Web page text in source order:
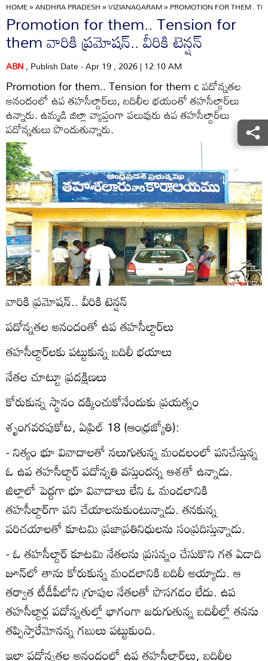
HOME»ANDHRA PRADESH»VIZIANAGARAM»PROMOTION FOR THEM..
Promotion for them.. Tension for
them వారికి ప్రమోషన్‌.. వీరికి టెన్షన్‌
ABN, Publish Date - Apr 19 , 2026 | 12:10 AM
Promotion for them.. Tension for them c పదోన్నతల
అనందంలో ఉప తహసీల్దార్‌లు, బదిలీల భయంతో తహసీల్దార్‌లు
ఉన్నారు. ఉమ్మడి జిల్లా వ్యాప్తంగా పలువురు ఉప తహసీల్దార్‌లు
పదోన్నతులు పొందుతున్నారు.
వారికి ప్రమోషన్‌.. వీరికి టెన్షన్‌
పదోన్నతల అనందంతో ఉప తహసీల్దార్‌లు
తహసీల్దార్‌లకు పట్టుకున్న బదిలీ భయాలు
నేతల చూట్టూ ప్రదక్షిణలు
కోరుకున్న స్థానం దక్కించుకోనేందుకు ప్రయత్నం
శృంగవరపుకోట, ఏప్రిల్‌ 18 (ఆంధ్రజ్యోతి):
- నిత్యం భూ వివాదాలతో నలుగుతున్న మండలంలో పనిచేస్తున్న
ఓ ఉప తహసీల్దార్‌ పదోన్నతి వస్తుందన్న ఆశతో ఉన్నాడు.
జిల్లాలో పెద్దగా భూ వివాదాలు లేని ఓ మండలానికి
తహసీల్దార్‌గా పని చేయాలనుకుంటున్నాడు. తనకున్న
పరిచయాలతో కూటమి ప్రజాప్రతినిధులను సంప్రదిస్తున్నాడు.
- ఓ తహసీల్దార్‌ కూటమి నేతలను ప్రసన్నం చేసుకొని గత ఏడాది
జూన్‌లో తాను కోరుకున్న మండలానికి బదిలీ అయ్యాడు. ఆ
తర్వాత టీడీపీలోని గ్రూపుల నేతలతో పొసగడం లేదు. ఉప
తహసీల్దార్ల పదోన్నతుల్లో భాగంగా జరుగుతున్న బదిలీల్లో తనను
తప్పిస్తారేమోనన్న గబులు పట్టుకుంది.
ఇలా పదోన్నతల అనందంలో ఉప తహసీల్దార్‌లు, బదిలీల